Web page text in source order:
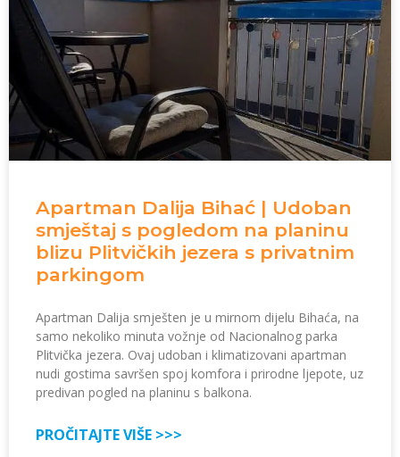
Apartman Dalija Bihać | Udoban
smještaj s pogledom na planinu
blizu Plitvičkih jezera s privatnim
parkingom
Apartman Dalija smješten je u mirnom dijelu Bihaća, na
samo nekoliko minuta vožnje od Nacionalnog parka
Plitvička jezera. Ovaj udoban i klimatizovani apartman
nudi gostima savršen spoj komfora i prirodne ljepote, uz
predivan pogled na planinu s balkona.
PROČITAJTE VIŠE >>>